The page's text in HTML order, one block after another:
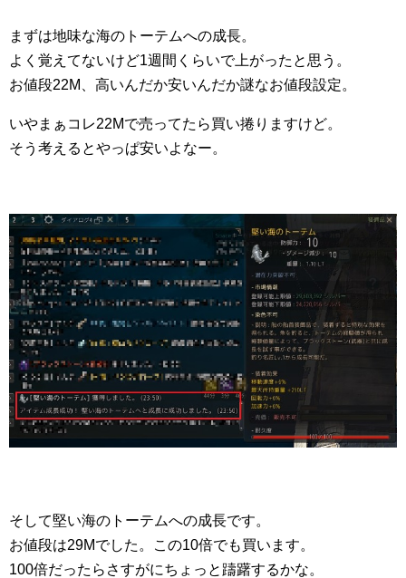
まずは地味な海のトーテムへの成長。
よく覚えてないけど1週間くらいで上がったと思う。
お値段22M、高いんだか安いんだか謎なお値段設定。
いやまぁコレ22Mで売ってたら買い捲りますけど。
そう考えるとやっぱ安いよなー。
そして堅い海のトーテムへの成長です。
お値段は29Mでした。この10倍でも買います。
100倍だったらさすがにちょっと躊躇するかな。